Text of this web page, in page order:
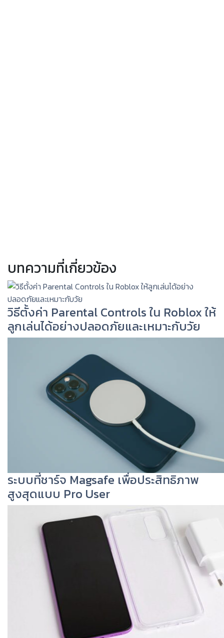
บทความที่เกี่ยวข้อง
วิธีตั้งค่า Parental Controls ใน Roblox ให้
ลูกเล่นได้อย่างปลอดภัยและเหมาะกับวัย
ระบบที่ชาร์จ Magsafe เพื่อประสิทธิภาพ
สูงสุดแบบ Pro User